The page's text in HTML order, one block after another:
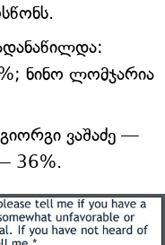
ნინო ლომჯარია
ვაშაძე —
— 36%.